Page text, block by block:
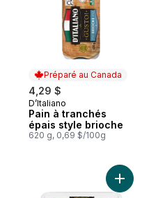
Préparé au Canada
4,29 $
Préparé au Canada
D’Italiano
Pain à tranchés
épais style brioche
620 g, 0,69 $/100g